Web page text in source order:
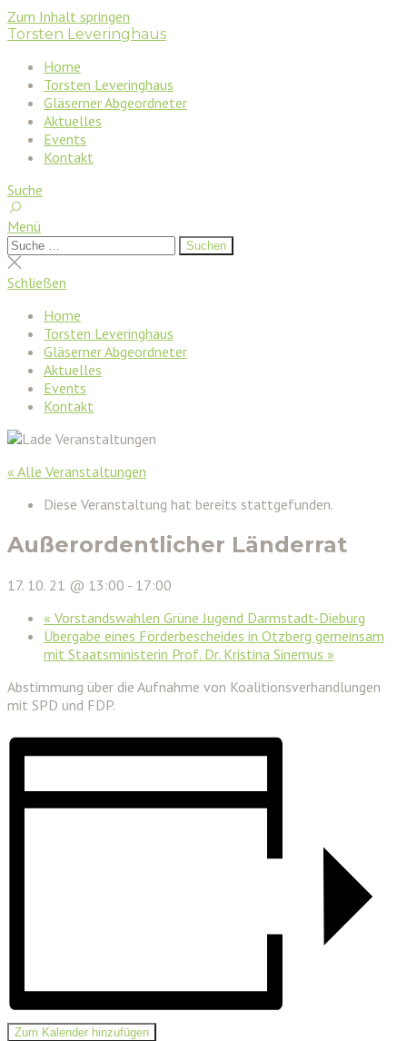
Zum Inhalt springen
Torsten Leveringhaus
Home
Torsten Leveringhaus
Gläserner Abgeordneter
Aktuelles
Events
Kontakt
Suche
Menü
Suchen
nach:
Suchen
Suche
schließen
Schließen
Home
Torsten Leveringhaus
Gläserner Abgeordneter
Aktuelles
Events
Kontakt
« Alle Veranstaltungen
Diese Veranstaltung hat bereits stattgefunden.
Außerordentlicher Länderrat
17. 10. 21 @ 13:00 - 17:00
« Vorstandswahlen Grüne Jugend Darmstadt-Dieburg
Übergabe eines Förderbescheides in Otzberg gemeinsam
mit Staatsministerin Prof. Dr. Kristina Sinemus »
Abstimmung über die Aufnahme von Koalitionsverhandlungen
mit SPD und FDP.
Zum Kalender hinzufügen